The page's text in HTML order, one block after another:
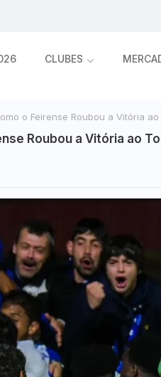
CLUBES
o Feirense Roubou a Vitória
Roubou a Vitória ao